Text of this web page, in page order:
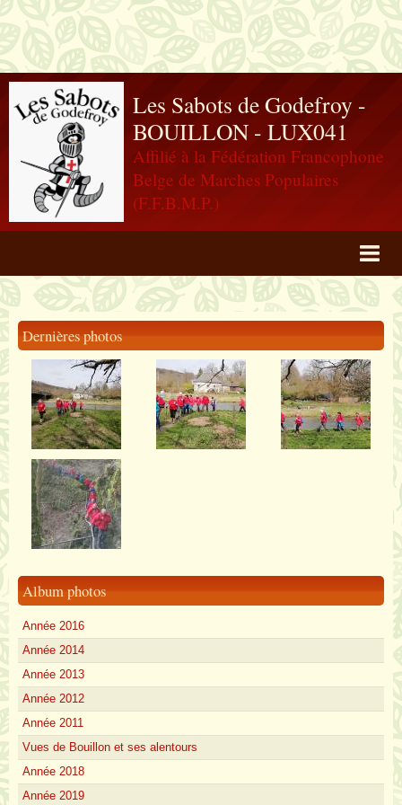
Les Sabots de Godefroy -
BOUILLON - LUX041
Affilié à la Fédération Francophone
Belge de Marches Populaires
(F.F.B.M.P.)
Agenda
Dernières photos
Album photos
Année 2016
Année 2014
Année 2013
Année 2012
Année 2011
Vues de Bouillon et ses alentours
Année 2018
Année 2019